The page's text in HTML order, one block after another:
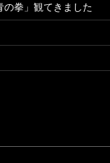
の拳」観てきました